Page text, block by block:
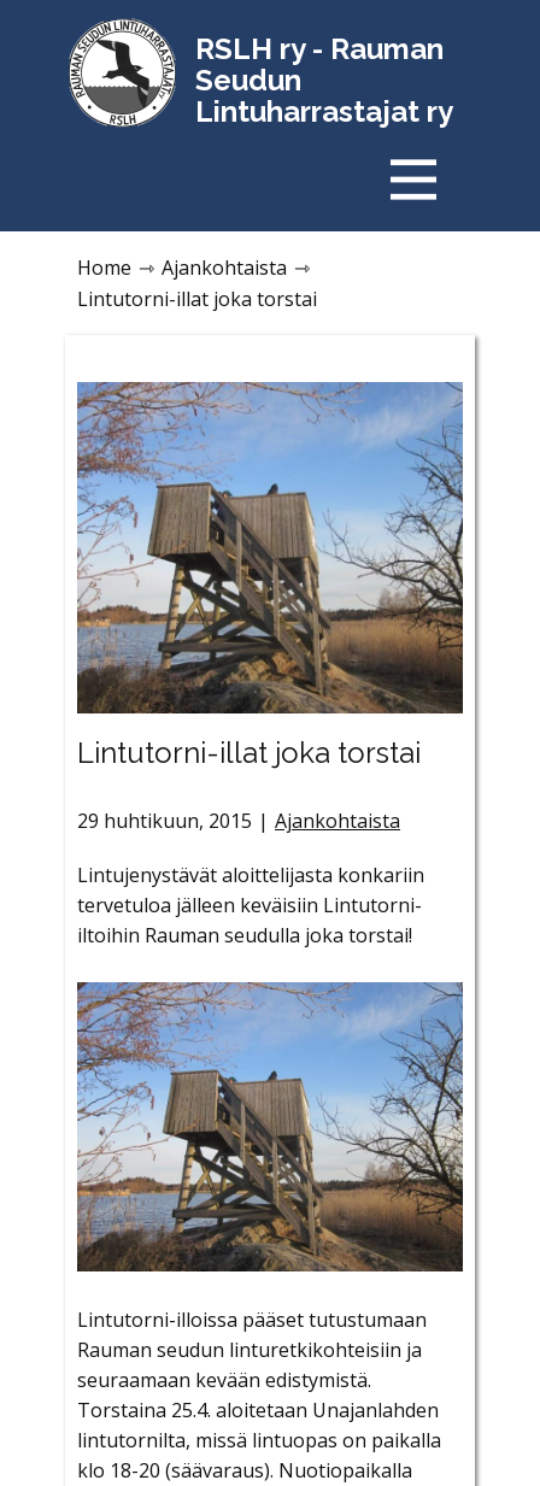
RSLH ry - Rauman
Seudun
Lintuharrastajat ry
Home ⇾ Ajankohtaista ⇾
Lintutorni-illat joka torstai
Lintutorni-illat joka torstai
29 huhtikuun, 2015 Ajankohtaista
Lintujenystävät aloittelijasta konkariin
tervetuloa jälleen keväisiin Lintutorni-
iltoihin Rauman seudulla joka torstai!
Lintutorni-illoissa pääset tutustumaan
Rauman seudun linturetkikohteisiin ja
seuraamaan kevään edistymistä.
Torstaina 25.4. aloitetaan Unajanlahden
lintutornilta, missä lintuopas on paikalla
klo 18-20 (säävaraus). Nuotiopaikalla